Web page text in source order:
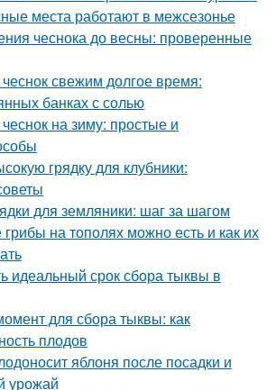
места работают в межсезонье
чеснока до весны: проверенные
чеснок свежим долгое время:
банках с солью
на зиму: простые и
грядку для клубники:
для земляники: шаг за шагом
грибы на тополях можно есть и как их
идеальный срок сбора тыквы в
для сбора тыквы: как
плодов
яблоня после посадки и
урожай